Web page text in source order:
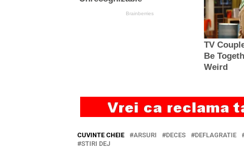
CUVINTE CHEIE ARSURI DECES DEFLAGRATIE
STIRI DEJ